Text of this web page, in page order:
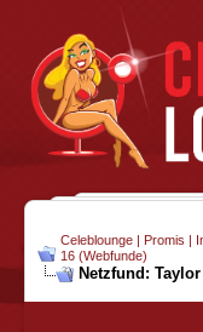
Celeblounge | Promis |
16 (Webfunde)
Netzfund: